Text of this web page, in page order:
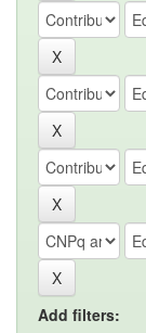
Add filters: